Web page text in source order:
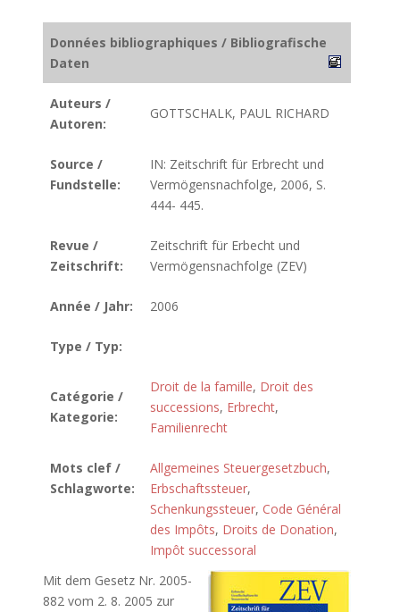
Données bibliographiques / Bibliografische
Daten
Auteurs /
Autoren:
GOTTSCHALK, PAUL RICHARD
Source /
Fundstelle:
IN: Zeitschrift für Erbrecht und
Vermögensnachfolge, 2006, S.
444- 445.
Revue /
Zeitschrift:
Zeitschrift für Erbecht und
Vermögensnachfolge (ZEV)
Année / Jahr: 2006
Type / Typ:
Catégorie /
Kategorie:
Droit de la famille, Droit des
successions, Erbrecht,
Familienrecht
Mots clef /
Schlagworte:
Allgemeines Steuergesetzbuch,
Erbschaftssteuer,
Schenkungssteuer, Code Général
des Impôts, Droits de Donation,
Impôt successoral
Mit dem Gesetz Nr. 2005-
882 vom 2. 8. 2005 zur